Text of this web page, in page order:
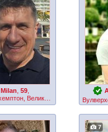
Milan 59,
7